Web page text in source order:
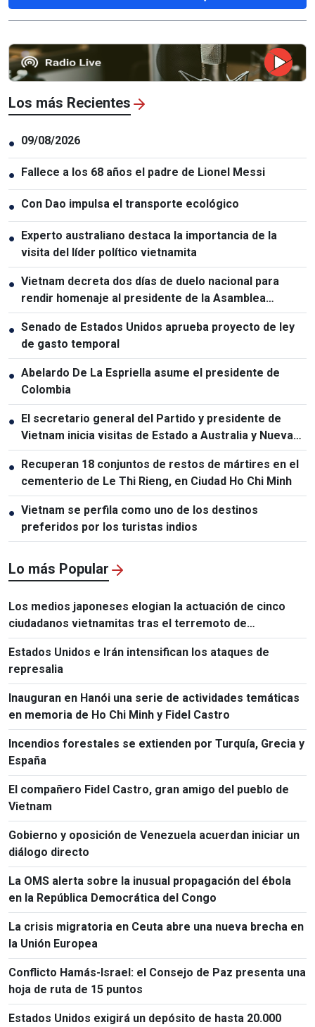
Los más Recientes
● 09/08/2026
● Fallece a los 68 años el padre de Lionel Messi
● Con Dao impulsa el transporte ecológico
● Experto australiano destaca la importancia de la
visita del líder político vietnamita
● Vietnam decreta dos días de duelo nacional para
rendir homenaje al presidente de la Asamblea
Nacional de Laos
● Senado de Estados Unidos aprueba proyecto de ley
de gasto temporal
● Abelardo De La Espriella asume el presidente de
Colombia
● El secretario general del Partido y presidente de
Vietnam inicia visitas de Estado a Australia y Nueva
Zelanda
● Recuperan 18 conjuntos de restos de mártires en el
cementerio de Le Thi Rieng, en Ciudad Ho Chi Minh
● Vietnam se perfila como uno de los destinos
preferidos por los turistas indios
Lo más Popular
Los medios japoneses elogian la actuación de cinco
ciudadanos vietnamitas tras el terremoto de
Kumamoto
Estados Unidos e Irán intensifican los ataques de
represalia
Inauguran en Hanói una serie de actividades temáticas
en memoria de Ho Chi Minh y Fidel Castro
Incendios forestales se extienden por Turquía, Grecia y
España
El compañero Fidel Castro, gran amigo del pueblo de
Vietnam
Gobierno y oposición de Venezuela acuerdan iniciar un
diálogo directo
La OMS alerta sobre la inusual propagación del ébola
en la República Democrática del Congo
La crisis migratoria en Ceuta abre una nueva brecha en
la Unión Europea
Conflicto Hamás-Israel: el Consejo de Paz presenta una
hoja de ruta de 15 puntos
Estados Unidos exigirá un depósito de hasta 20.000